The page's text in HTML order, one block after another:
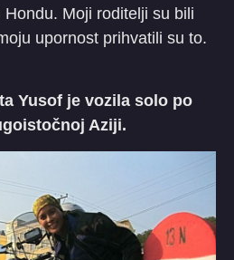
Moji roditelji su bili
upornost prihvatili su to.
Yusof je vozila solo po
Aziji.